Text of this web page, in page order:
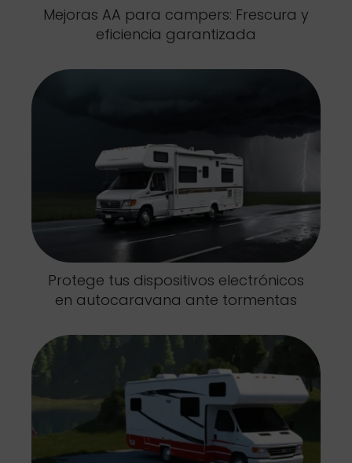
Mejoras AA para campers: Frescura y
eficiencia garantizada
Protege tus dispositivos electrónicos
en autocaravana ante tormentas